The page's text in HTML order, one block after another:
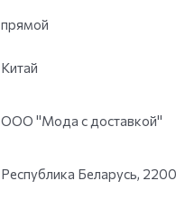
прямой
Китай
ООО "Мода с доставкой"
Республика Беларусь,